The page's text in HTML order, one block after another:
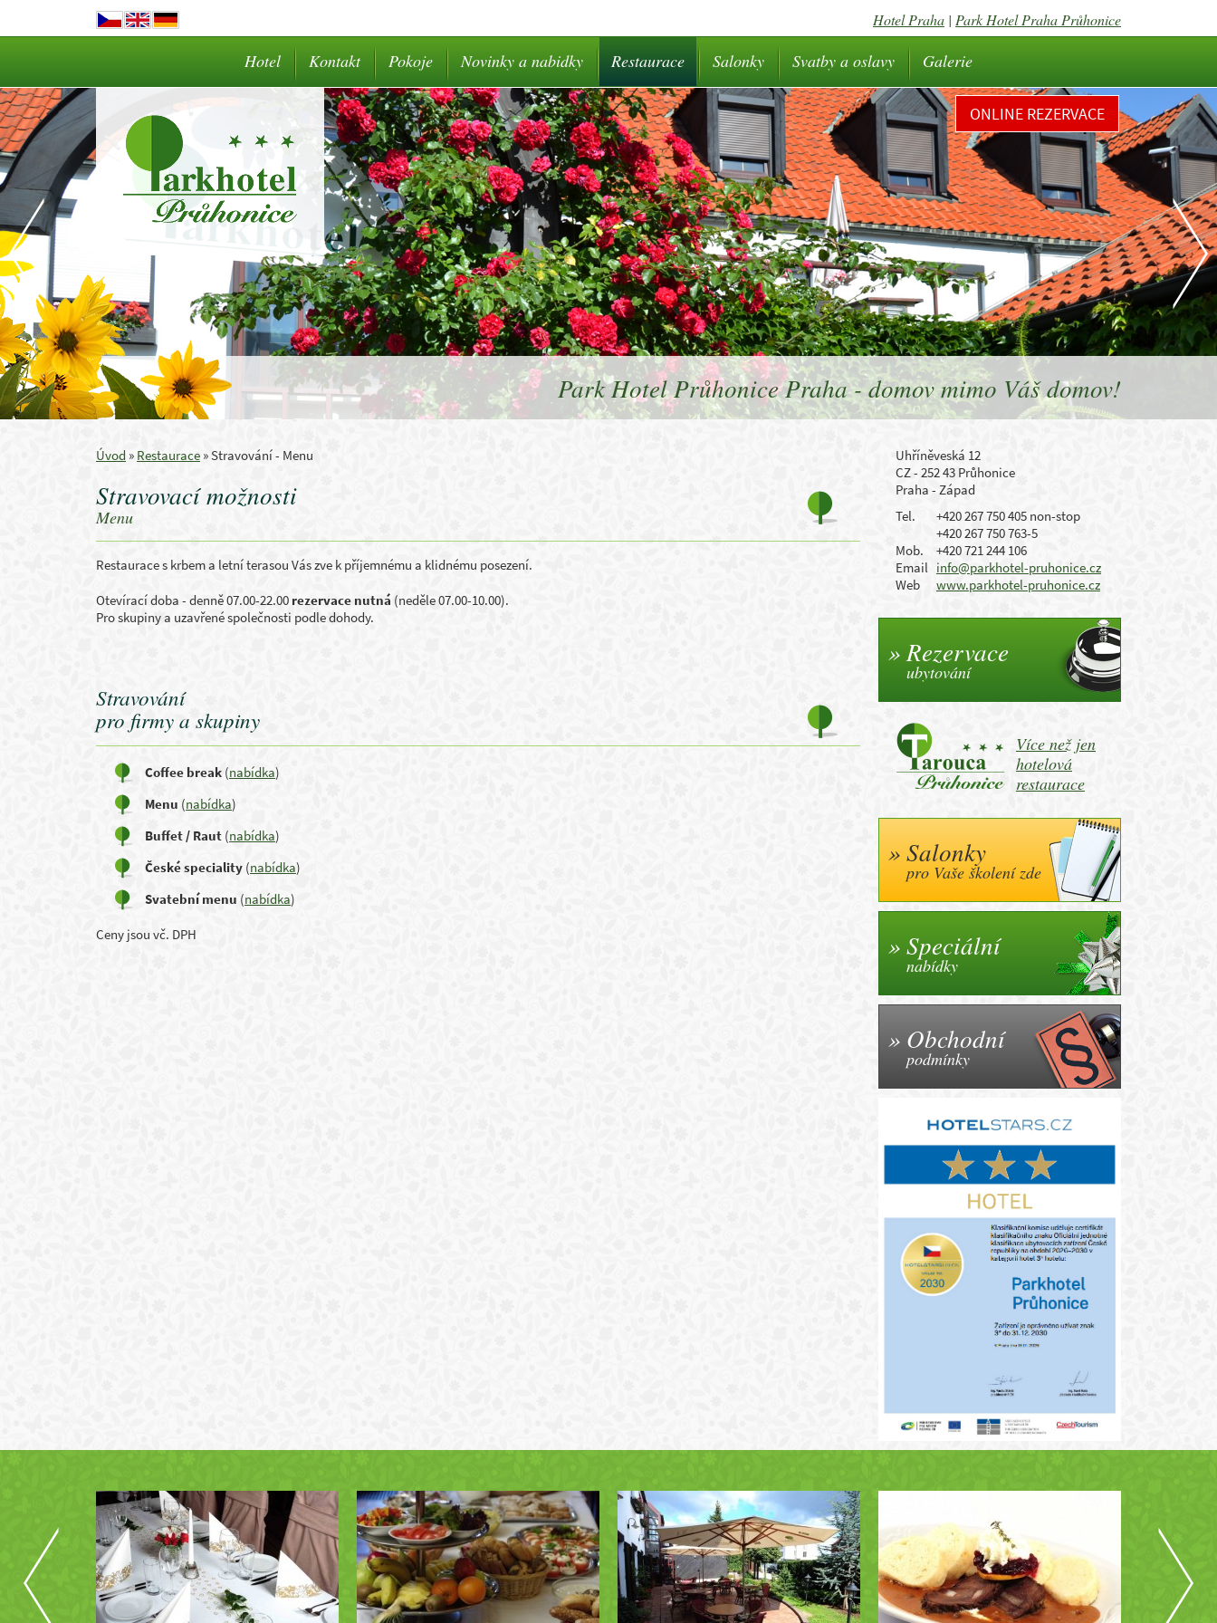
Hotel Praha | Park Hotel Praha Průhonice
Hotel Kontakt Pokoje Novinky a nabidky Restaurace Salonky Svatby a oslavy Galerie
Park Hotel Průhonice Praha - domov mimo Váš domov!
ONLINE REZERVACE
Úvod » Restaurace »Stravování - Menu
Stravovací možnosti
Menu
Restaurace s krbem a letní terasou Vás zve k příjemnému a klidnému posezení.
Otevírací doba - denně 07.00-22.00 rezervace nutná (neděle 07.00-10.00).
Pro skupiny a uzavřené společnosti podle dohody.
Stravování
pro firmy a skupiny
Coffee break (nabídka)
Menu (nabídka)
Buffet / Raut (nabídka)
České speciality (nabídka)
Svatební menu (nabídka)
Ceny jsou vč. DPH
Uhříněveská 12
CZ - 252 43 Průhonice
Praha - Západ
Tel.
+420 267 750 405 non-stop
+420 267 750 763-5
Mob.
+420 721 244 106
Email info@parkhotel-pruhonice.cz
Web
www.parkhotel-pruhonice.cz
Rezervace
ubytování
Více než jen
hotelová
restaurace
Salonky
pro Vaše školení zde
Speciální
nabídky
Obchodní
podmínky